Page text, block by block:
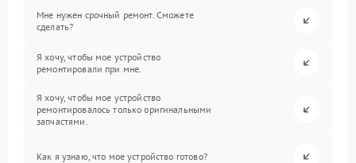
Мне нужен срочный ремонт. Сможете
сделать?
Я хочу, чтобы мое устройство
ремонтировали при мне.
Я хочу, чтобы мое устройство
ремонтировалось только оригинальными
запчастями.
Как я узнаю, что мое устройство готово?